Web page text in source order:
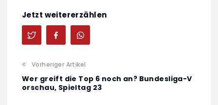
Jetzt weitererzählen
Vorheriger Artikel
Wer greift die Top 6 noch an? Bundesliga-V
orschau, Spieltag 23